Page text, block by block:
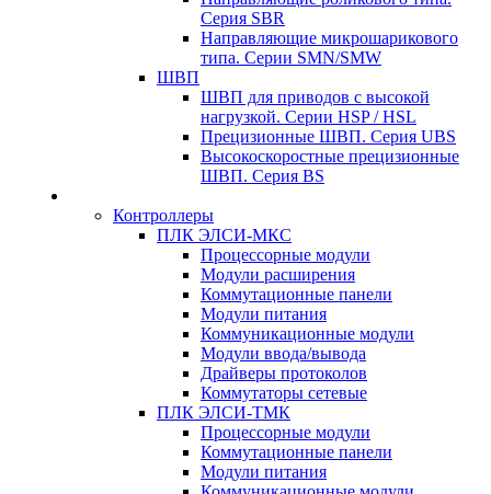
Серия SBR
Направляющие микрошарикового
типа. Серии SMN/SMW
ШВП
ШВП для приводов с высокой
нагрузкой. Серии HSP / HSL
Прецизионные ШВП. Серия UBS
Высокоскоростные прецизионные
ШВП. Серия BS
Контроллеры
ПЛК ЭЛСИ-МКС
Процессорные модули
Модули расширения
Коммутационные панели
Модули питания
Коммуникационные модули
Модули ввода/вывода
Драйверы протоколов
Коммутаторы сетевые
ПЛК ЭЛСИ-ТМК
Процессорные модули
Коммутационные панели
Модули питания